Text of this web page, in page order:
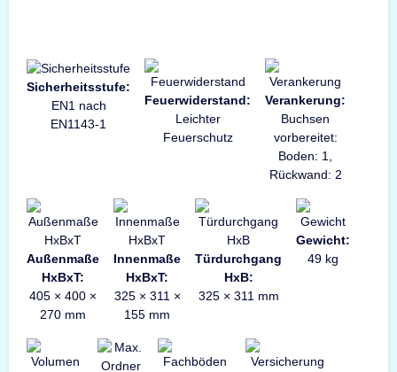
Sicherheitsstufe:
EN1 nach
EN1143-1
Feuerwiderstand:
Leichter
Feuerschutz
Verankerung:
Buchsen
vorbereitet:
Boden: 1,
Rückwand: 2
Außenmaße
HxBxT:
405 × 400 ×
270 mm
Innenmaße
HxBxT:
325 × 311 ×
155 mm
Türdurchgang
HxB:
325 × 311 mm
Gewicht:
49 kg